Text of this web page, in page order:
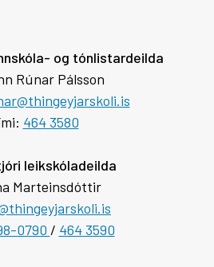
og tónlistardeilda
Rúnar Pálsson
464 3580
leikskóladeilda
Marteinsdóttir
0790 / 464 3590